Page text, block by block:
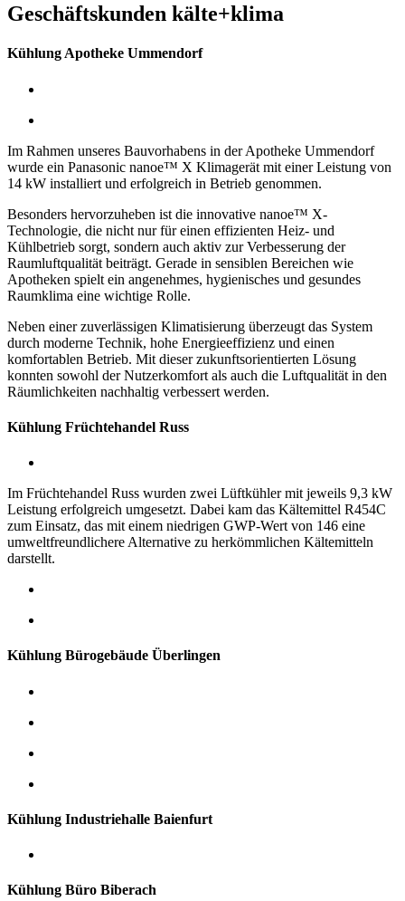
Geschäftskunden kälte+klima
Kühlung Apotheke Ummendorf
Im Rahmen unseres Bauvorhabens in der Apotheke Ummendorf
wurde ein Panasonic nanoe™ X Klimagerät mit einer Leistung von
14 kW installiert und erfolgreich in Betrieb genommen.
Besonders hervorzuheben ist die innovative nanoe™ X-
Technologie, die nicht nur für einen effizienten Heiz- und
Kühlbetrieb sorgt, sondern auch aktiv zur Verbesserung der
Raumluftqualität beiträgt. Gerade in sensiblen Bereichen wie
Apotheken spielt ein angenehmes, hygienisches und gesundes
Raumklima eine wichtige Rolle.
Neben einer zuverlässigen Klimatisierung überzeugt das System
durch moderne Technik, hohe Energieeffizienz und einen
komfortablen Betrieb. Mit dieser zukunftsorientierten Lösung
konnten sowohl der Nutzerkomfort als auch die Luftqualität in den
Räumlichkeiten nachhaltig verbessert werden.
Kühlung Früchtehandel Russ
Im Früchtehandel Russ wurden zwei Lüftkühler mit jeweils 9,3 kW
Leistung erfolgreich umgesetzt. Dabei kam das Kältemittel R454C
zum Einsatz, das mit einem niedrigen GWP-Wert von 146 eine
umweltfreundlichere Alternative zu herkömmlichen Kältemitteln
darstellt.
Kühlung Bürogebäude Überlingen
Kühlung Industriehalle Baienfurt
Kühlung Büro Biberach